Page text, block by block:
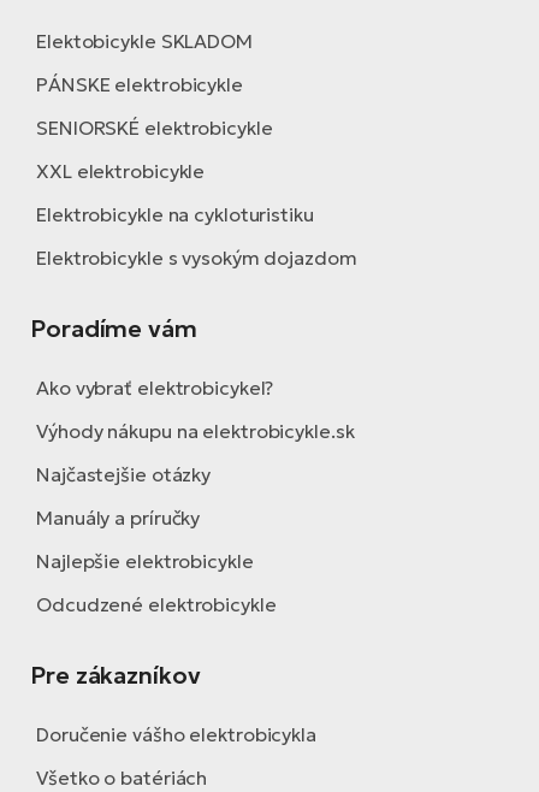
Elektobicykle SKLADOM
PÁNSKE elektrobicykle
SENIORSKÉ elektrobicykle
XXL elektrobicykle
Elektrobicykle na cykloturistiku
Elektrobicykle s vysokým dojazdom
Poradíme vám
Ako vybrať elektrobicykel?
Výhody nákupu na elektrobicykle.sk
Najčastejšie otázky
Manuály a príručky
Najlepšie elektrobicykle
Odcudzené elektrobicykle
Pre zákazníkov
Doručenie vášho elektrobicykla
Všetko o batériách